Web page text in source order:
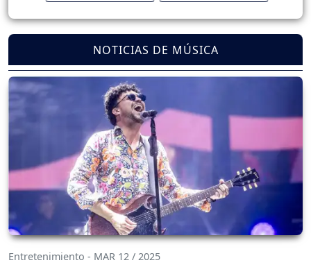
NOTICIAS DE MÚSICA
Entretenimiento - MAR 12 / 2025